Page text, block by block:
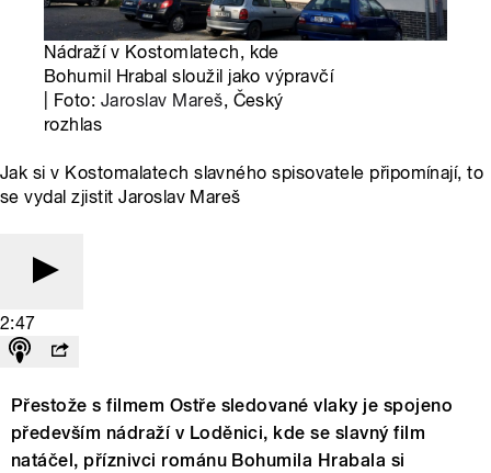
Nádraží v Kostomlatech, kde
Bohumil Hrabal sloužil jako výpravčí
| Foto: Jaroslav Mareš, Český
rozhlas
Jak si v Kostomalatech slavného spisovatele připomínají, to
se vydal zjistit Jaroslav Mareš
2:47
Přestože s filmem Ostře sledované vlaky je spojeno
především nádraží v Loděnici, kde se slavný film
natáčel, příznivci románu Bohumila Hrabala si